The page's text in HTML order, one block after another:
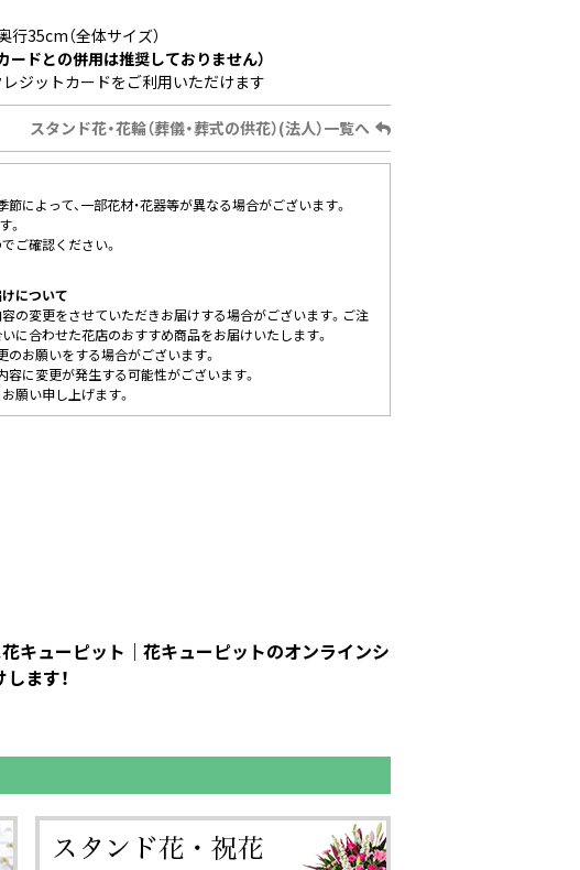
35cm（全体サイズ）
ードとの併用は推奨しておりません）
レジットカードをご利用いただけます
スタンド花・花輪（葬儀・葬式の供花）(法人）一覧へ
節によって、一部花材・花器等が異なる場合がございます。
。
ご確認ください。
について
容の変更をさせていただきお届けする場合がございます。ご注
に合わせた花店のおすすめ商品をお届けいたします。
のお願いをする場合がございます。
容に変更が発生する可能性がございます。
願い申し上げます。
花キューピット｜花キューピットのオンラインシ
ます！